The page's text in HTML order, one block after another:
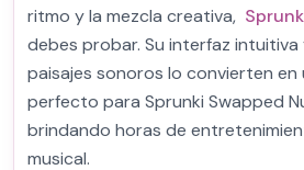
ritmo y la mezcla creativa,
debes probar. Su interfaz intuitiva
paisajes sonoros lo convierten
perfecto para Sprunki Swapped
brindando horas de
musical.